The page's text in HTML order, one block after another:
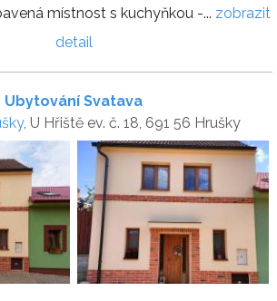
místnost s kuchyňkou -... zobrazit
detail
Ubytování Svatava
, U Hřiště ev. č. 18, 691 56 Hrušky